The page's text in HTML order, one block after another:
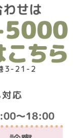
3-21-2
対応